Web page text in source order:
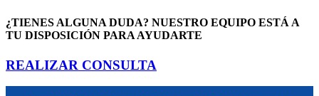
¿TIENES ALGUNA DUDA? NUESTRO EQUIPO ESTÁ A
TU DISPOSICIÓN PARA AYUDARTE
REALIZAR CONSULTA